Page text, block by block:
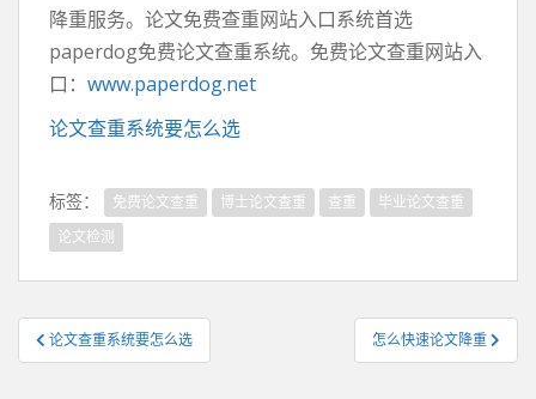
降重服务。论文免费查重网站入口系统首选
paperdog免费论文查重系统。免费论文查重网站入
口： www.paperdog.net
论文查重系统要怎么选
标签： 免费论文查重 博士论文查重 查重
毕业论文查重
论文检测
文
章
论文查重系统要怎么选 怎么快速论文降重